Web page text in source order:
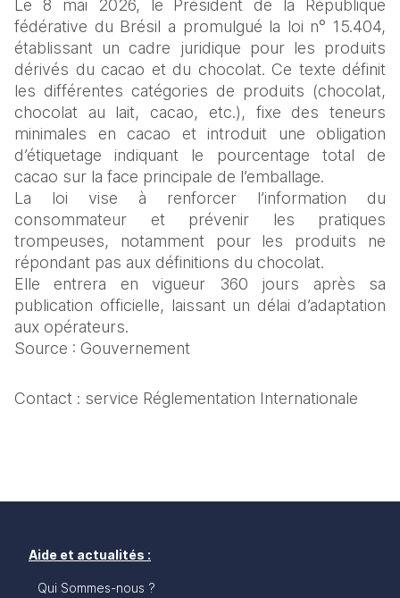
Le 8 mai 2026, le Président de la République
fédérative du Brésil a promulgué la loi n° 15.404,
établissant un cadre juridique pour les produits
dérivés du cacao et du chocolat. Ce texte définit
les différentes catégories de produits (chocolat,
chocolat au lait, cacao, etc.), fixe des teneurs
minimales en cacao et introduit une obligation
d’étiquetage indiquant le pourcentage total de
cacao sur la face principale de l’emballage.
La loi vise à renforcer l’information du
consommateur et prévenir les pratiques
trompeuses, notamment pour les produits ne
répondant pas aux définitions du chocolat.
Elle entrera en vigueur 360 jours après sa
publication officielle, laissant un délai d’adaptation
aux opérateurs.
Source : Gouvernement
Contact : service Réglementation Internationale
Aide et actualités :
Qui Sommes-nous ?